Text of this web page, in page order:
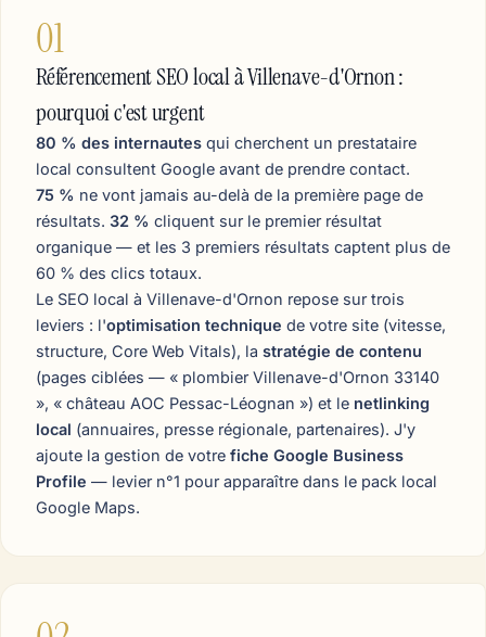
01
Référencement SEO local à Villenave-d'Ornon :
pourquoi c'est urgent
80 % des internautes qui cherchent un prestataire
local consultent Google avant de prendre contact.
75 % ne vont jamais au-delà de la première page de
résultats. 32 % cliquent sur le premier résultat
organique — et les 3 premiers résultats captent plus de
60 % des clics totaux.
Le SEO local à Villenave-d'Ornon repose sur trois
leviers : l'optimisation technique de votre site (vitesse,
structure, Core Web Vitals), la stratégie de contenu
(pages ciblées — « plombier Villenave-d'Ornon 33140
», « château AOC Pessac-Léognan ») et le netlinking
local (annuaires, presse régionale, partenaires). J'y
ajoute la gestion de votre fiche Google Business
Profile — levier n°1 pour apparaître dans le pack local
Google Maps.